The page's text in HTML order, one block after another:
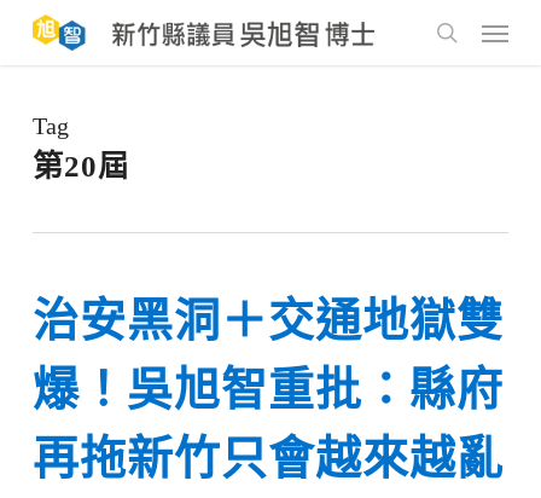
main
Menu
Tag
第20屆
治安黑洞＋交通地獄雙
爆！吳旭智重批：縣府
再拖新竹只會越來越亂